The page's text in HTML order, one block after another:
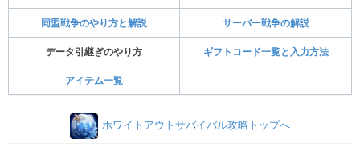
同盟戦争のやり方と解説 サーバー戦争の解説
データ引継ぎのやり方 ギフトコード一覧と入力方法
アイテム一覧 -
ホワイトアウトサバイバル攻略トップへ